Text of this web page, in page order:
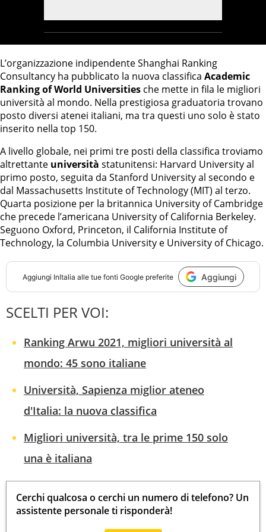
L’organizzazione indipendente Shanghai Ranking
Consultancy ha pubblicato la nuova classifica Academic
Ranking of World Universities che mette in fila le migliori
università al mondo. Nella prestigiosa graduatoria trovano
posto diversi atenei italiani, ma tra questi uno solo è stato
inserito nella top 150.
A livello globale, nei primi tre posti della classifica troviamo
altrettante università statunitensi: Harvard University al
primo posto, seguita da Stanford University al secondo e
dal Massachusetts Institute of Technology (MIT) al terzo.
Quarta posizione per la britannica University of Cambridge
che precede l’americana University of California Berkeley.
Seguono Oxford, Princeton, il California Institute of
Technology, la Columbia University e University of Chicago.
Aggiungi InItalia alle tue fonti Google preferite Aggiungi
SCELTI PER VOI:
Ranking Arwu 2021, migliori università al
mondo: 45 sono italiane
Università, Sapienza miglior ateneo
d'Italia: la nuova classifica
Migliori università, tra le prime 150 solo
una è italiana
Cerchi qualcosa o cerchi un numero di telefono? Un
assistente personale ti risponderà!